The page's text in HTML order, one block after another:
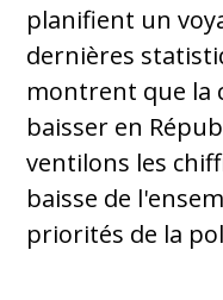
planifient un
dernières
montrent que la
baisser en
ventilons les
baisse de
priorités de la